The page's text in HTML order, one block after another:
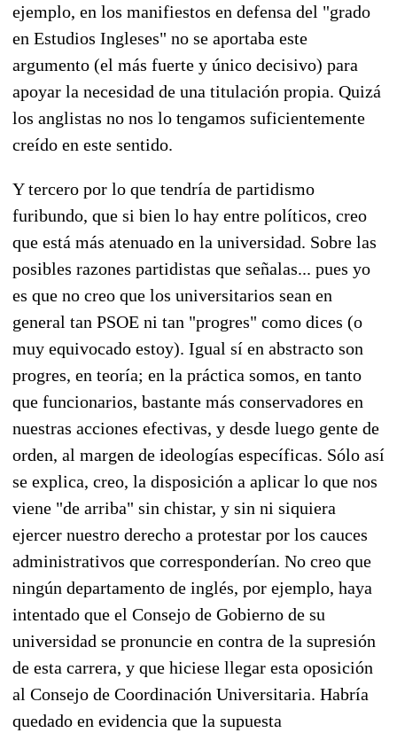
ejemplo, en los manifiestos en defensa del "grado
en Estudios Ingleses" no se aportaba este
argumento (el más fuerte y único decisivo) para
apoyar la necesidad de una titulación propia. Quizá
los anglistas no nos lo tengamos suficientemente
creído en este sentido.
Y tercero por lo que tendría de partidismo
furibundo, que si bien lo hay entre políticos, creo
que está más atenuado en la universidad. Sobre las
posibles razones partidistas que señalas... pues yo
es que no creo que los universitarios sean en
general tan PSOE ni tan "progres" como dices (o
muy equivocado estoy). Igual sí en abstracto son
progres, en teoría; en la práctica somos, en tanto
que funcionarios, bastante más conservadores en
nuestras acciones efectivas, y desde luego gente de
orden, al margen de ideologías específicas. Sólo así
se explica, creo, la disposición a aplicar lo que nos
viene "de arriba" sin chistar, y sin ni siquiera
ejercer nuestro derecho a protestar por los cauces
administrativos que corresponderían. No creo que
ningún departamento de inglés, por ejemplo, haya
intentado que el Consejo de Gobierno de su
universidad se pronuncie en contra de la supresión
de esta carrera, y que hiciese llegar esta oposición
al Consejo de Coordinación Universitaria. Habría
quedado en evidencia que la supuesta